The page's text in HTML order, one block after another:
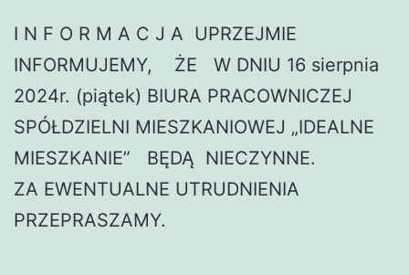
I N F O R M A C J A UPRZEJMIE
INFORMUJEMY, ŻE W DNIU 16 sierpnia
2024r. (piątek) BIURA PRACOWNICZEJ
SPÓŁDZIELNI MIESZKANIOWEJ „IDEALNE
MIESZKANIE” BĘDĄ NIECZYNNE.
ZA EWENTUALNE UTRUDNIENIA
PRZEPRASZAMY.